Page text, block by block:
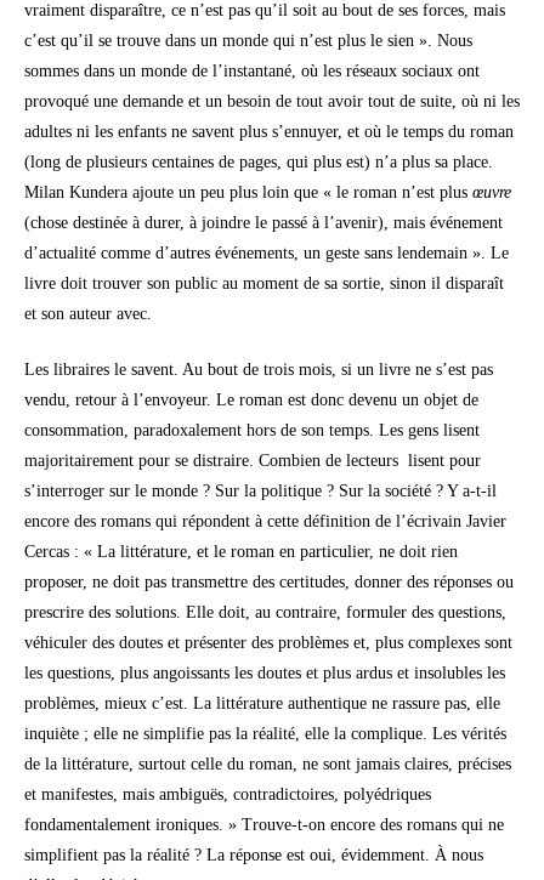
vraiment disparaître, ce n’est pas qu’il soit au bout de ses forces, mais
c’est qu’il se trouve dans un monde qui n’est plus le sien ». Nous
sommes dans un monde de l’instantané, où les réseaux sociaux ont
provoqué une demande et un besoin de tout avoir tout de suite, où ni les
adultes ni les enfants ne savent plus s’ennuyer, et où le temps du roman
(long de plusieurs centaines de pages, qui plus est) n’a plus sa place.
Milan Kundera ajoute un peu plus loin que « le roman n’est plus œuvre
(chose destinée à durer, à joindre le passé à l’avenir), mais événement
d’actualité comme d’autres événements, un geste sans lendemain ». Le
livre doit trouver son public au moment de sa sortie, sinon il disparaît
et son auteur avec.
Les libraires le savent. Au bout de trois mois, si un livre ne s’est pas
vendu, retour à l’envoyeur. Le roman est donc devenu un objet de
consommation, paradoxalement hors de son temps. Les gens lisent
majoritairement pour se distraire. Combien de lecteurs lisent pour
s’interroger sur le monde ? Sur la politique ? Sur la société ? Y a-t-il
encore des romans qui répondent à cette définition de l’écrivain Javier
Cercas : « La littérature, et le roman en particulier, ne doit rien
proposer, ne doit pas transmettre des certitudes, donner des réponses ou
prescrire des solutions. Elle doit, au contraire, formuler des questions,
véhiculer des doutes et présenter des problèmes et, plus complexes sont
les questions, plus angoissants les doutes et plus ardus et insolubles les
problèmes, mieux c’est. La littérature authentique ne rassure pas, elle
inquiète ; elle ne simplifie pas la réalité, elle la complique. Les vérités
de la littérature, surtout celle du roman, ne sont jamais claires, précises
et manifestes, mais ambiguës, contradictoires, polyédriques
fondamentalement ironiques. » Trouve-t-on encore des romans qui ne
simplifient pas la réalité ? La réponse est oui, évidemment. À nous